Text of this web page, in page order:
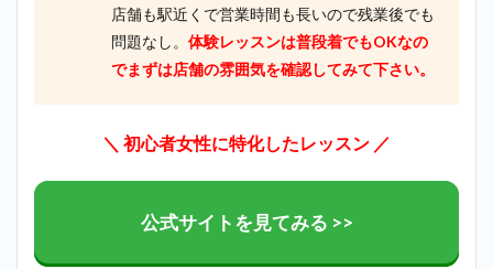
店舗も駅近くで営業時間も長いので残業後でも
問題なし。 体験レッスンは普段着でもOKなの
でまずは店舗の雰囲気を確認してみて下さい。
＼ 初心者女性に特化したレッスン ／
公式サイトを見てみる >>